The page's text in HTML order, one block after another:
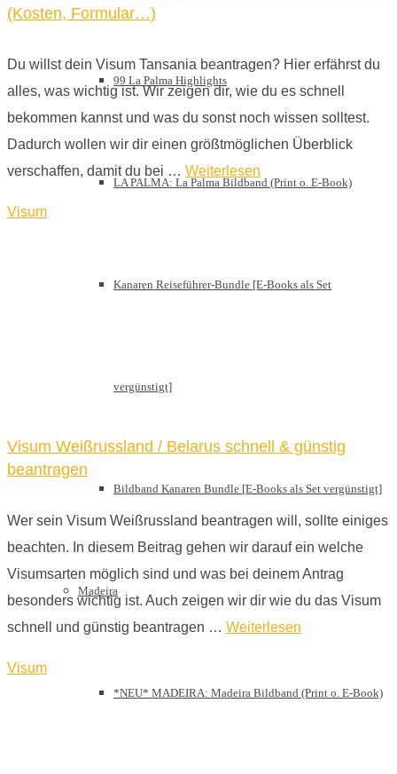
99 La Palma Highlights
LA PALMA: La Palma Bildband (Print o. E-Book)
Kanaren Reiseführer-Bundle [E-Books als Set
vergünstigt]
Bildband Kanaren Bundle [E-Books als Set vergünstigt]
Madeira
*NEU* MADEIRA: Madeira Bildband (Print o. E-Book)
(Kosten, Formular…)
Du willst dein Visum Tansania beantragen? Hier erfährst du
alles, was wichtig ist. Wir zeigen dir, wie du es schnell
bekommen kannst und was du sonst noch wissen solltest.
Dadurch wollen wir dir einen größtmöglichen Überblick
verschaffen, damit du bei … Weiterlesen
Visum
Visum Weißrussland / Belarus schnell & günstig
beantragen
Wer sein Visum Weißrussland beantragen will, sollte einiges
beachten. In diesem Beitrag gehen wir darauf ein welche
Visumsarten möglich sind und was bei deinem Antrag
besonders wichtig ist. Auch zeigen wir dir wie du das Visum
schnell und günstig beantragen … Weiterlesen
Visum